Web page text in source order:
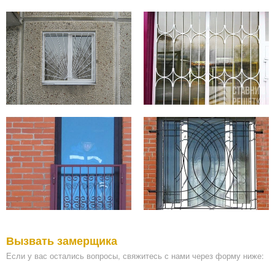
Вызвать замерщика
Если у вас остались вопросы, свяжитесь с нами через форму ниже: